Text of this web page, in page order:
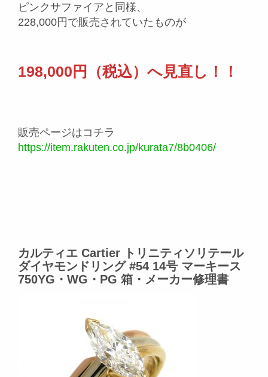
ピンクサファイアと同様、
228,000円で販売されていたものが
198,000円（税込）へ見直し！！
販売ページはコチラ
https://item.rakuten.co.jp/kurata7/8b0406/
カルティエ Cartier トリニティソリテール
ダイヤモンドリング #54 14号 マーキース
750YG・WG・PG 箱・メーカー修理書